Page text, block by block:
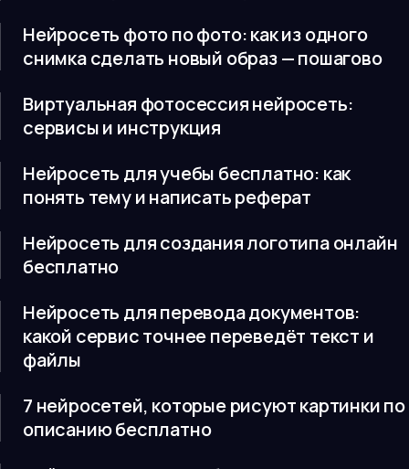
Нейросеть фото по фото: как из одного
снимка сделать новый образ — пошагово
Виртуальная фотосессия нейросеть:
сервисы и инструкция
Нейросеть для учебы бесплатно: как
понять тему и написать реферат
Нейросеть для создания логотипа онлайн
бесплатно
Нейросеть для перевода документов:
какой сервис точнее переведёт текст и
файлы
7 нейросетей, которые рисуют картинки по
описанию бесплатно